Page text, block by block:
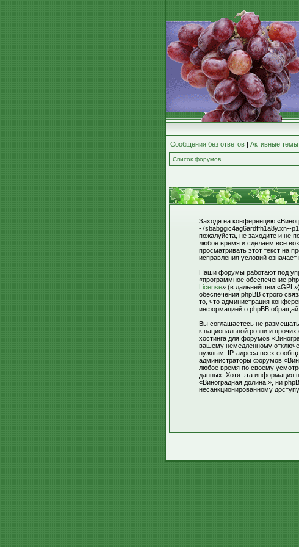
Сообщения без ответов | Активные темы
Список форумов
Заходя на конференцию
-7sbabggic4ag6ardffh1a8y.xn--
пожалуйста, не заходите и не
любое время и сделаем всё
просматривать этот текст на
исправления условий
Наши форумы работают под
«программное обеспечение
License» (в дальнейшем
обеспечения phpBB строго
то, что администрация
информацией о phpBB
Вы соглашаетесь не
к национальной розни и
хостинга для форумов
вашему немедленному
нужным. IP-адреса всех
администраторы форумов
любое время по своему
данных. Хотя эта информация
«Виноградная долина.», ни
несанкционированному доступу